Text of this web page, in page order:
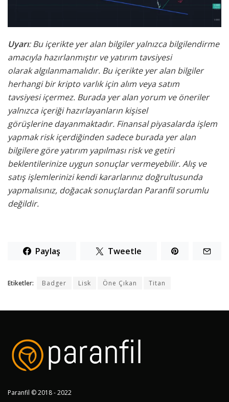
Uyarı: Bu içerikte yer alan bilgiler yalnızca bilgilendirme
amacıyla hazırlanmıştır ve yatırım tavsiyesi
olarakalgılanmamalıdır. Bu içerikte yer alan bilgiler
herhangi bir kripto varlık için alım veya satım
tavsiyesiiçermez. Burada yer alan yorum ve öneriler
yalnızca içeriği hazırlayanların kişisel
görüşlerinedayanmaktadır. Finansal piyasalarda işlem
yapmak risk içerdiğinden sadece burada yer alan
bilgileregöre yatırım yapılması risk ve getiri
beklentilerinize uygun sonuçlar vermeyebilir. Alış ve
satış işlemlerinizi kendi kararlarınız doğrultusunda
yapmalısınız, doğacak sonuçlardan Paranfil sorumlu
değildir.
Paylaş Tweetle
Etiketler: Badger Lisk Öne Çıkan Titan
Paranfil © 2018 - 2022